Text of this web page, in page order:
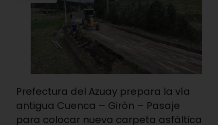
Prefectura del Azuay prepara la vía
antigua Cuenca – Girón – Pasaje
para colocar nueva carpeta asfáltica